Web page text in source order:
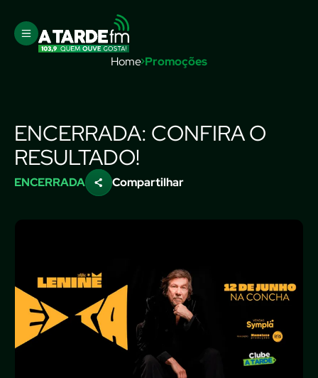
Home Promoções
ENCERRADA: CONFIRA O
RESULTADO!
ENCERRADA Compartilhar